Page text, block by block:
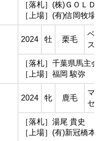
［落札］(株)ＧＯＬ
［上場］(有)信岡牧場
2024 牡 栗毛
ベ
ス
［落札］千葉県馬主
［上場］福岡 駿弥
2024 牝 鹿毛
マ
セ
［落札］湯尾 貴史
［上場］(有)新冠橋本